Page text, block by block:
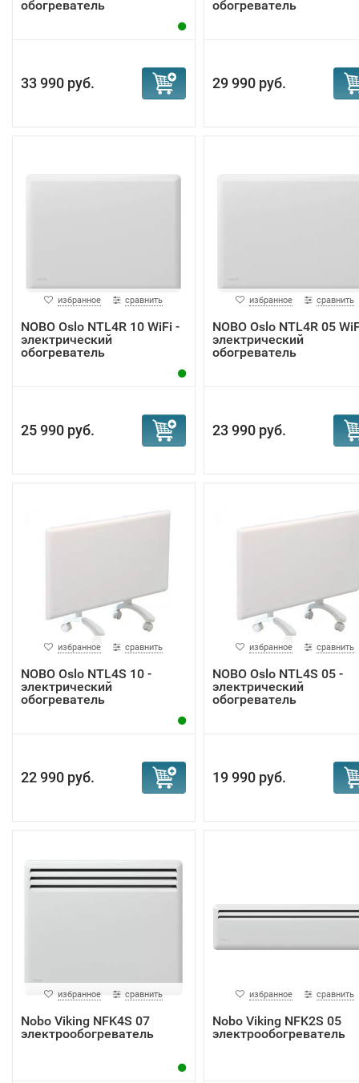
обогреватель
33 990 руб.
обогреватель
29 990 руб.
избранное сравнить
NOBO Oslo NTL4R 10 WiFi -
электрический
обогреватель
25 990 руб.
избранное сравнить
NOBO Oslo NTL4R 05
электрический
обогреватель
23 990 руб.
избранное сравнить
NOBO Oslo NTL4S 10 -
электрический
обогреватель
22 990 руб.
избранное сравнить
NOBO Oslo NTL4S 05 -
электрический
обогреватель
19 990 руб.
избранное сравнить
Nobo Viking NFK4S 07
электрообогреватель
избранное сравнить
Nobo Viking NFK2S 05
электрообогреватель